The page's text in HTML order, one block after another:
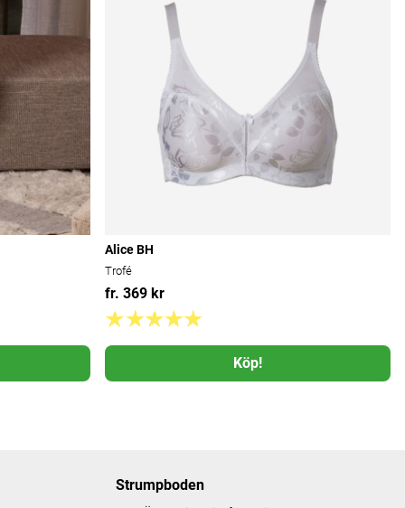
Alice BH
Trofé
fr. 369 kr
Köp!
Strumpboden